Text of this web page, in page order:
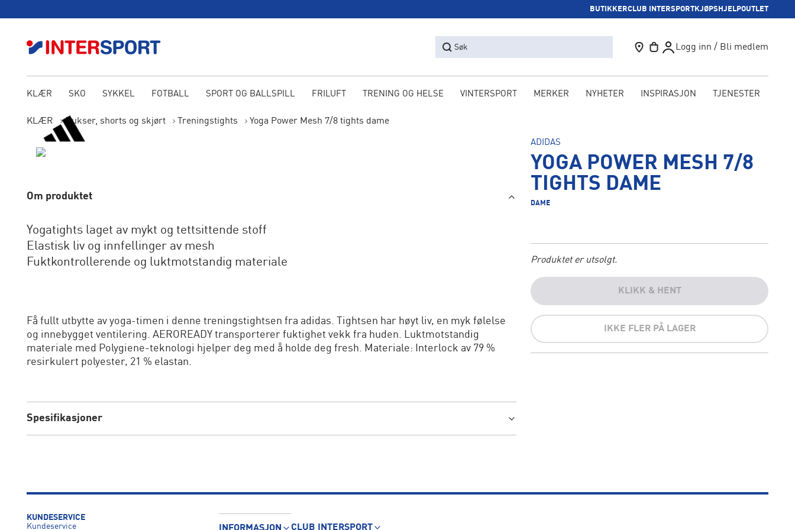
BUTIKKERCLUB INTERSPORTKJØPSHJELPOUTLET
Søk Logg inn / Bli medlem
KLÆR SKO SYKKEL FOTBALL SPORT OG BALLSPILL FRILUFT TRENING OG HELSE VINTERSPORT MERKER NYHETER INSPIRASJON TJENESTER
KLÆR Bukser, shorts og skjørt Treningstights Yoga Power Mesh 7/8 tights dame
Om produktet
Yogatights laget av mykt og tettsittende stoff
Elastisk liv og innfellinger av mesh
Fuktkontrollerende og luktmotstandig materiale
Få fullt utbytte av yoga-timen i denne treningstightsen fra adidas. Tightsen har høyt liv, en myk følelse
og innebygget ventilering. AEROREADY transporterer fuktighet vekk fra huden. Luktmotstandig
materiale med Polygiene-teknologi hjelper deg med å holde deg fresh. Materiale: Interlock av 79 %
resirkulert polyester, 21 % elastan.
Spesifikasjoner
ADIDAS
YOGA POWER MESH 7/8
TIGHTS DAME
DAME
Produktet er utsolgt.
KLIKK & HENT
IKKE FLER PÅ LAGER
KUNDESERVICE
Kundeservice
CLUB INTERSPORT